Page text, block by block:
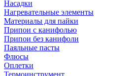
Насадки
Нагревательные элементы
Материалы для пайки
Припои с канифолью
Припои без канифоли
Паяльные пасты
Флюсы
Оплетки
Термоинструмент